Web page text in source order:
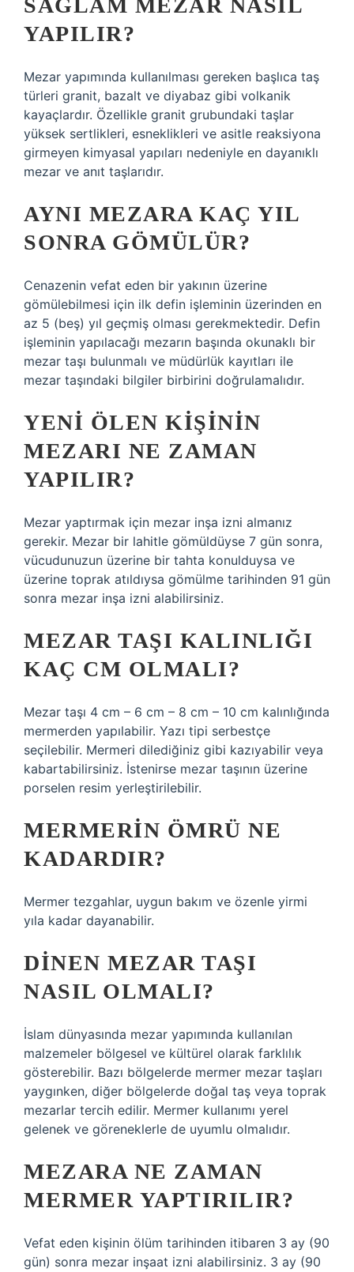
SAĞLAM MEZAR NASIL
YAPILIR?
Mezar yapımında kullanılması gereken başlıca taş
türleri granit, bazalt ve diyabaz gibi volkanik
kayaçlardır. Özellikle granit grubundaki taşlar
yüksek sertlikleri, esneklikleri ve asitle reaksiyona
girmeyen kimyasal yapıları nedeniyle en dayanıklı
mezar ve anıt taşlarıdır.
AYNI MEZARA KAÇ YIL
SONRA GÖMÜLÜR?
Cenazenin vefat eden bir yakının üzerine
gömülebilmesi için ilk defin işleminin üzerinden en
az 5 (beş) yıl geçmiş olması gerekmektedir. Defin
işleminin yapılacağı mezarın başında okunaklı bir
mezar taşı bulunmalı ve müdürlük kayıtları ile
mezar taşındaki bilgiler birbirini doğrulamalıdır.
YENI ÖLEN KIŞININ
MEZARI NE ZAMAN
YAPILIR?
Mezar yaptırmak için mezar inşa izni almanız
gerekir. Mezar bir lahitle gömüldüyse 7 gün sonra,
vücudunuzun üzerine bir tahta konulduysa ve
üzerine toprak atıldıysa gömülme tarihinden 91 gün
sonra mezar inşa izni alabilirsiniz.
MEZAR TAŞI KALINLIĞI
KAÇ CM OLMALI?
Mezar taşı 4 cm – 6 cm – 8 cm – 10 cm kalınlığında
mermerden yapılabilir. Yazı tipi serbestçe
seçilebilir. Mermeri dilediğiniz gibi kazıyabilir veya
kabartabilirsiniz. İstenirse mezar taşının üzerine
porselen resim yerleştirilebilir.
MERMERIN ÖMRÜ NE
KADARDIR?
Mermer tezgahlar, uygun bakım ve özenle yirmi
yıla kadar dayanabilir.
DINEN MEZAR TAŞI
NASIL OLMALI?
İslam dünyasında mezar yapımında kullanılan
malzemeler bölgesel ve kültürel olarak farklılık
gösterebilir. Bazı bölgelerde mermer mezar taşları
yaygınken, diğer bölgelerde doğal taş veya toprak
mezarlar tercih edilir. Mermer kullanımı yerel
gelenek ve göreneklerle de uyumlu olmalıdır.
MEZARA NE ZAMAN
MERMER YAPTIRILIR?
Vefat eden kişinin ölüm tarihinden itibaren 3 ay (90
gün) sonra mezar inşaat izni alabilirsiniz. 3 ay (90